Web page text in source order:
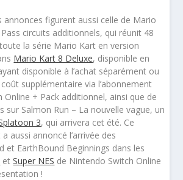
annonces figurent aussi celle de Mario
circuits additionnels, qui réunit 48
la série Mario Kart en version
Mario Kart 8 Deluxe, disponible en
disponible à l’achat séparément ou
supplémentaire via l’abonnement
Online + Pack additionnel, ainsi que de
sur Salmon Run – La nouvelle vague, un
3, qui arrivera cet été. Ce
aussi annoncé l’arrivée des
et EarthBound Beginnings dans les
etSuper NES de Nintendo Switch Online
!